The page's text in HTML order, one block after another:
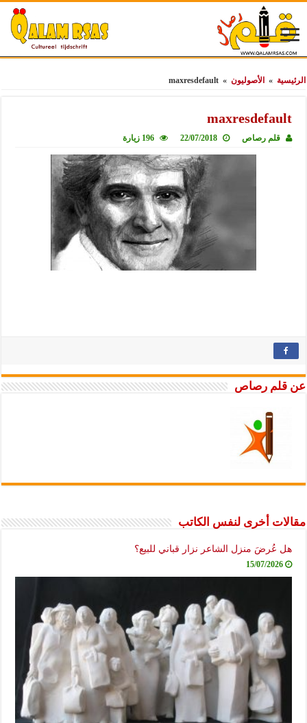
الرئيسية » الأصوليون »
maxresdefault
maxresdefault
قلم رصاص 22/07/2018 196 زيارة
عن قلم رصاص
مقالات أخرى لنفس الكاتب
هل عُرضَ منزل الشاعر نزار قباني للبيع؟
15/07/2026